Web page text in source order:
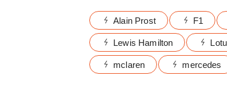
Alain Prost F1
Lewis Hamilton
mclaren mercedes